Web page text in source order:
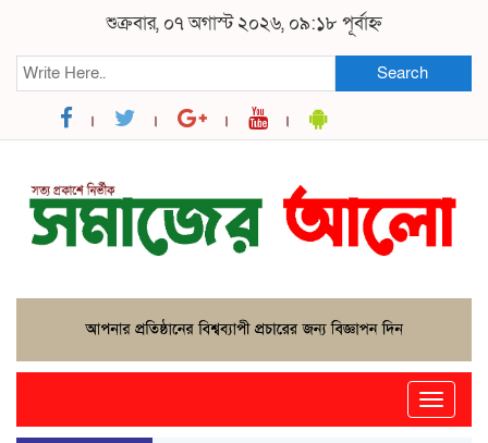
শুক্রবার, ০৭ অগাস্ট ২০২৬, ০৯:১৮ পূর্বাহ্ন
Search
Toggle